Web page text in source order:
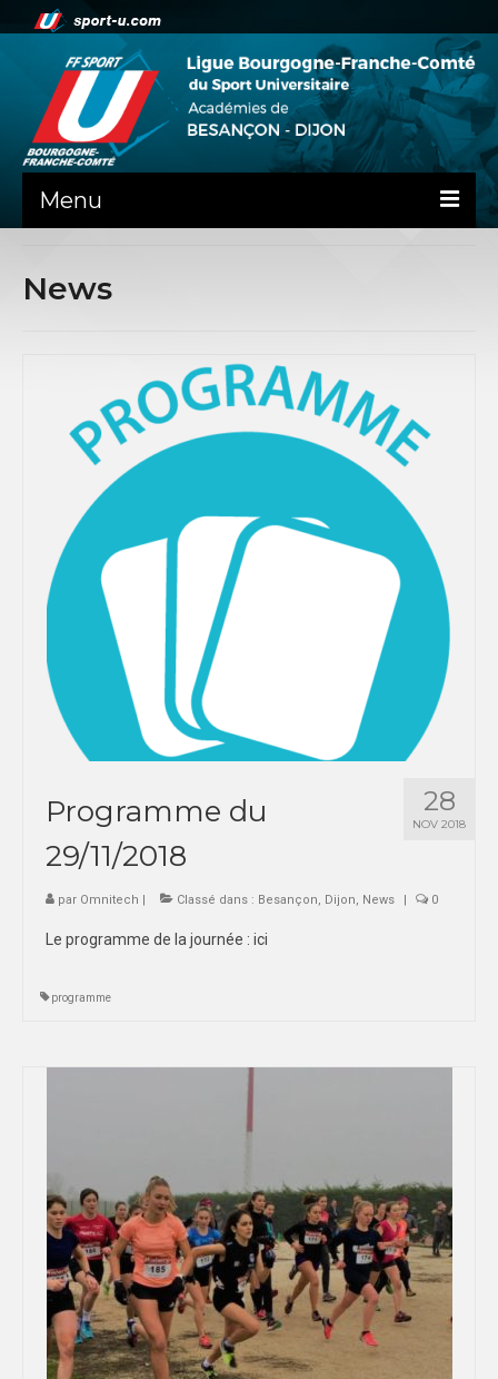
Menu
PRÉSENTATION
ADMINISTRATIF
BESANÇON
DIJON
SPORTS CO
BESANÇON
DIJON
SPORTS IND
BESANÇON
DIJON
COMMUNICATION
PALMARES
MAG DU SPORT-U
PHOTOTHÈQUE
BESANÇON
AFFICHES
PARTENAIRES
News
28
NOV 2018
Programme du
29/11/2018
par Omnitech | Classé dans : Besançon, Dijon, News | 0
Le programme de la journée : ici
programme